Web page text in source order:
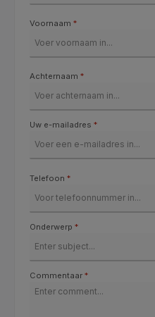
Voornaam *
Achternaam *
Uw e-mailadres *
Telefoon *
Onderwerp *
Commentaar *